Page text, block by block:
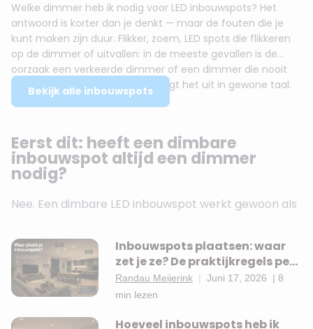
Welke dimmer heb ik nodig voor LED inbouwspots? Het
antwoord is korter dan je denkt — maar de fouten die je
kunt maken zijn duur. Flikker, zoem, LED spots die flikkeren
op de dimmer of uitvallen: in de meeste gevallen is de
oorzaak een verkeerde dimmer of een dimmer die nooit
voor LED bedoeld was. Dit blog legt het uit in gewone taal.
Bekijk alle inbouwspots
Eerst dit: heeft een dimbare
inbouwspot altijd een dimmer
nodig?
Nee. Een dimbare LED inbouwspot werkt gewoon als
schakelaar en hij brandt op vol vermogen. De
dimbaarheid is een eigenschap van de lamp die je
alleen benut als je er een geschikte dimmer op
aansluit.
Andersom werkt het niet: een niet-dimbare lamp op
Inbouwspots plaatsen: waar
zet je ze? De praktijkregels per
ruimte
Randau Meijerink | Juni 17, 2026 | 8
min lezen
Hoeveel inbouwspots heb ik